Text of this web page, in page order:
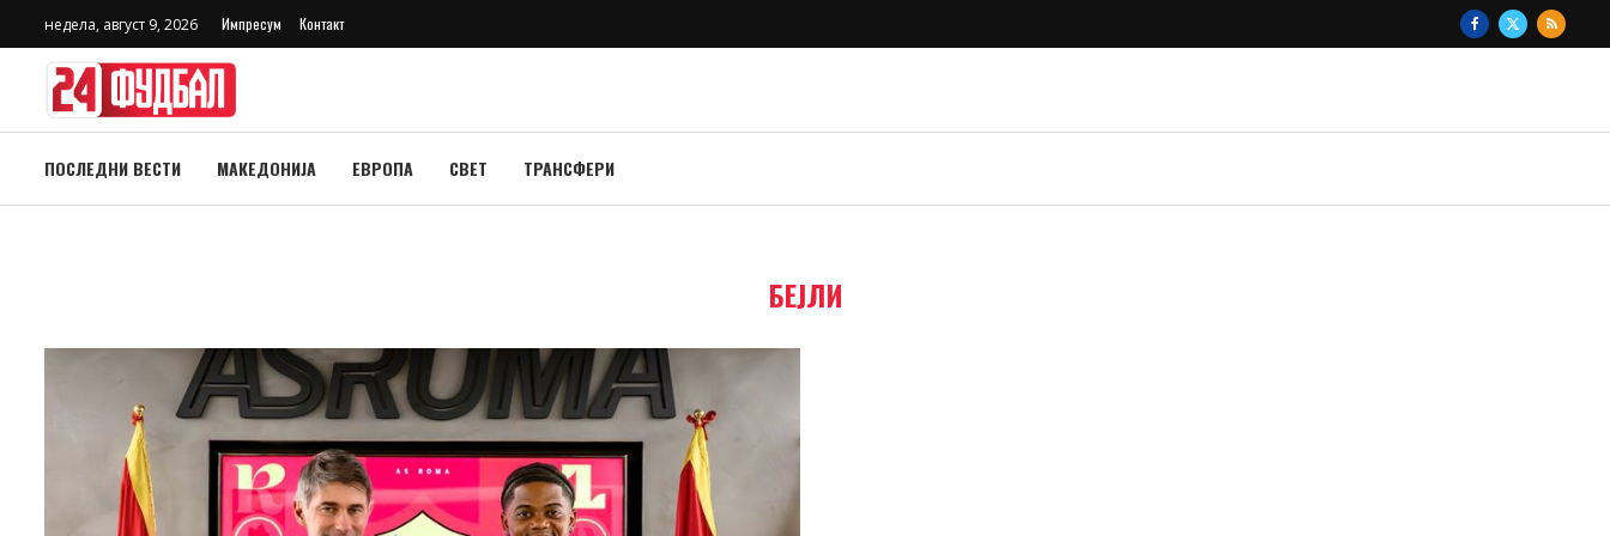
недела, август 9, 2026 Импресум Контакт
ПОСЛЕДНИ ВЕСТИ МАКЕДОНИЈА ЕВРОПА СВЕТ ТРАНСФЕРИ
БЕЈЛИ